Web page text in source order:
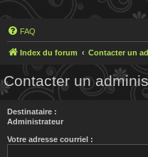
FAQ
Index du forum Contacter un
Contacter un
Destinataire :
Administrateur
Votre adresse courriel :